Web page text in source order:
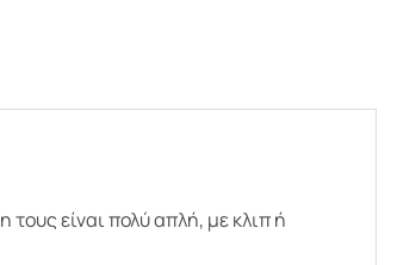
είναι πολύ απλή, με κλιπ ή